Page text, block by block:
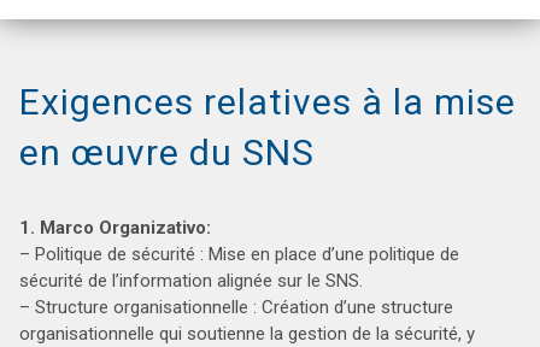
Exigences relatives à la mise
en œuvre du SNS
1. Marco Organizativo:
– Politique de sécurité : Mise en place d’une politique de
sécurité de l’information alignée sur le SNS.
– Structure organisationnelle : Création d’une structure
organisationnelle qui soutienne la gestion de la sécurité, y